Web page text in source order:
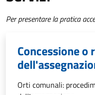
Per presentare la pratica
Concessione o
Orti comunali: